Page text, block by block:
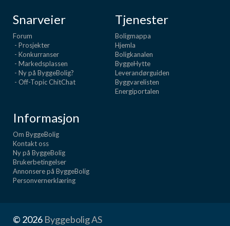
Snarveier
Forum
- Prosjekter
- Konkurranser
- Markedsplassen
- Ny på ByggeBolig?
- Off-Topic ChitChat
Tjenester
Boligmappa
Hjemla
Boligkanalen
ByggeHytte
Leverandørguiden
Byggvarelisten
Energiportalen
Informasjon
Om ByggeBolig
Kontakt oss
Ny på ByggeBolig
Brukerbetingelser
Annonsere på ByggeBolig
Personvernerklæring
© 2026 Byggebolig AS